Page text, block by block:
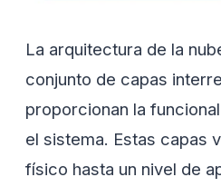
La arquitectura de la
conjunto de capas
proporcionan la
el sistema. Estas capas
físico hasta un nivel de